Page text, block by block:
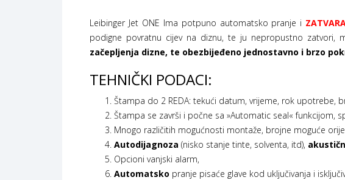
Leibinger Jet ONE Ima potpuno automatsko pranje i
podigne povratnu cijev na diznu, te ju nepropustno zatvori,
začepljenja dizne, te obezbijeđeno jednostavno i brzo
TEHNIČKI PODACI:
Štampa do 2 REDA: tekući datum, vrijeme, rok upotrebe,
Štampa se završi i počne sa »Automatic seal«
Mnogo različitih mogućnosti montaže, brojne moguće
Autodijagnoza (nisko stanje tinte, solventa, itd),
Opcioni vanjski alarm,
Automatsko pranje pisaće glave kod uključivanja i